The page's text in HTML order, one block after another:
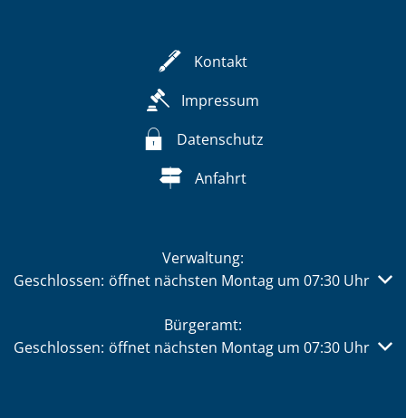
Kontakt
Impressum
Datenschutz
Anfahrt
Verwaltung:
Klicken, um weitere Öffnungs- oder Schließzeiten
Geschlossen: öffnet nächsten Montag um 07:30 Uhr
Bürgeramt:
Klicken, um weitere Öffnungs- oder Schließzeiten
Geschlossen: öffnet nächsten Montag um 07:30 Uhr